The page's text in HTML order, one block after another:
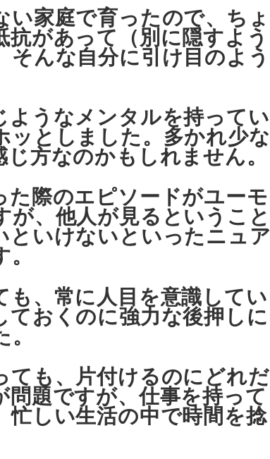
家庭で育ったので、ちょ
があって（別に隠すよう
んな自分に引け目のよう
うなメンタルを持ってい
ッとしました。多かれ少な
方なのかもしれません。
際のエピソードがユーモ
、他人が見るということ
いけないといったニュア
。
、常に人目を意識してい
おくのに強力な後押しに
。
も、片付けるのにどれだ
題ですが、仕事を持って
しい生活の中で時間を捻